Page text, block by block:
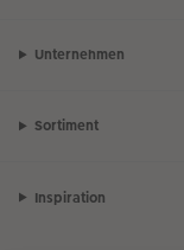
Unternehmen
Sortiment
Inspiration